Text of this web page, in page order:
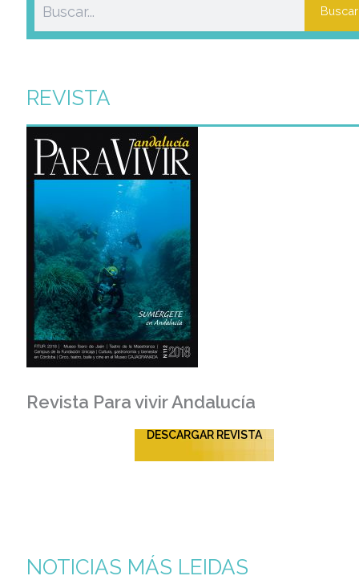
en partidas rápidas de hasta 15 minutos para vencer al
profesional y hacerse con uno de los 30 ajedreces
Buscar
REVISTA
Revista Para vivir Andalucía
DESCARGAR REVISTA
NOTICIAS MÁS LEIDAS